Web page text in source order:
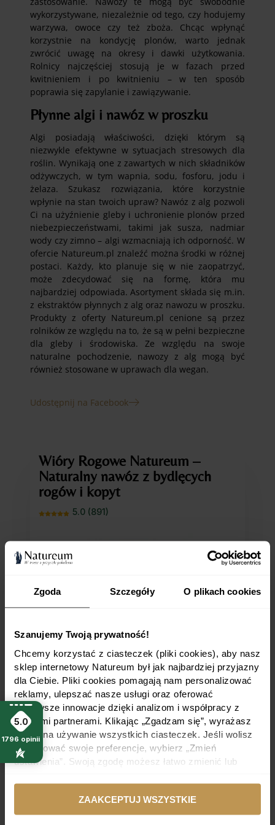
Zgoda Szczegóły O plikach cookies
Szanujemy Twoją prywatność!
Chcemy korzystać z ciasteczek (pliki cookies), aby nasz
sklep internetowy Natureum był jak najbardziej przyjazny
dla Ciebie. Pliki cookies pomagają nam personalizować
reklamy, ulepszać nasze usługi oraz oferować
najnowsze innowacje dzięki analizom i współpracy z
naszymi partnerami. Klikając „Zgadzam się”, wyrażasz
zgodę na używanie wszystkich ciasteczek. Jeśli wolisz
dostosować swoje preferencje, wybierz „Zmień
ustawienia”. Swoją zgodę możesz łatwo zmienić lub
ciasteczek w swojej przeglądarce.
ZAAKCEPTUJ WSZYSTKIE
wykorzystywane, niezależnie od tego, czy hodujemy
warzywa, owoce czy też zboża. Chcąc wpłynąć
korzystnie na kondycję plonów, warto jednak
zwrócić uwagę na okresy i dawki użytkowania.
Rolnicy najczęściej stosują je w fazach przed
kwitnieniem i po kwitnieniu – w ten sposób
poprawia się zapylanie i zawiązywanie.
Płynne algi i nawóz w proszku
Algi posiadają właściwości, dzięki którym są
niezwykle efektywne w sytuacjach stresowych dla
roślin. Wynikają one z zawartych w nich składników
odżywczych, w tym wapnia, sodu, fosforu, jodu i
żelaza. Szukasz rozwiązania, które korzystnie
wpłynie na stan twoich upraw? Nawóz z alg pozwoli
Ci na użyźnienie gleby i uchronienie plonów przed
niebezpieczeństwami, takimi jak susza, nadmiar
wody czy zimno – algi wzmacniają ich odporność. W
ofercie Natureum.pl znaleźć można środki w różnej
postaci. Każdy, kto planuje się w nie zaopatrzyć,
może zdecydować się na formę, która mu
najbardziej odpowiada. Asortyment składa się m.in.
z ekstraktów płynnych z alg oraz nawozu w proszku.
Produkty z oferty Natureum.pl cenione są przez
rolników ze względu na to, że są w pełni bezpieczne
dla gleby i środowiska. Ze względu na swoje
naturalne pochodzenie, nawozy z alg mogą być
również stosowane w uprawach dla wegan.
Udostępnij na Facebook
Wióry Rogowe Natureum –
Naturalny nawóz z bydlęcych
rogów i kopyt
5.0 (891)
Organiczny nawóz z bydlęcych rogów i kopyt,
zawierający 14% azotu organicznego. Dzięki
powolnemu uwalnianiu składników odżywczych
bezpieczny dla środowiska, wspiera zdrowy
wzrost roślin i poprawia strukturę gleby.
5.0
1796 opinii